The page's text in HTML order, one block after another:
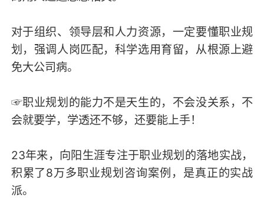
对于组织、领导层和人力资源，一定要懂职业规
划，强调人岗匹配，科学选用育留，从根源上避
免大公司病。
☞职业规划的能力不是天生的，不会没关系，不
会就要学，学透还不够，还要能上手！
23年来，向阳生涯专注于职业规划的落地实战，
积累了8万多职业规划咨询案例，是真正的实战
派。